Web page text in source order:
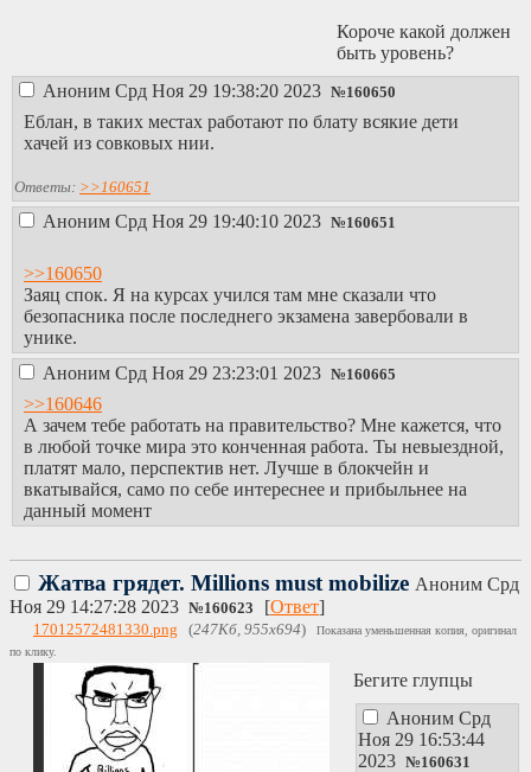
Короче какой должен
быть уровень?
Аноним Срд Ноя 29 19:38:20 2023 №160650
Еблан, в таких местах работают по блату всякие дети
хачей из совковых нии.
Ответы: >>160651
Аноним Срд Ноя 29 19:40:10 2023 №160651
>>160650
Заяц спок. Я на курсах учился там мне сказали что
безопасника после последнего экзамена завербовали в
унике.
Аноним Срд Ноя 29 23:23:01 2023 №160665
>>160646
А зачем тебе работать на правительство? Мне кажется, что
в любой точке мира это конченная работа. Ты невыездной,
платят мало, перспектив нет. Лучше в блокчейн и
вкатывайся, само по себе интереснее и прибыльнее на
данный момент
Жатва грядет. Millions must mobilize Аноним Срд
Ноя 29 14:27:28 2023 №160623 [Ответ]
17012572481330.png (247Кб, 955x694)
Показана уменьшенная копия, оригинал
по клику.
Бегите глупцы
Аноним Срд
Ноя 29 16:53:44
2023 №160631